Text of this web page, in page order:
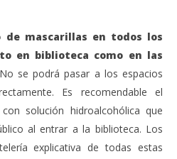
de mascarillas en todos los
en biblioteca como en las
se podrá pasar a los espacios
Es recomendable el
solución hidroalcohólica que
al entrar a la biblioteca. Los
explicativa de todas estas